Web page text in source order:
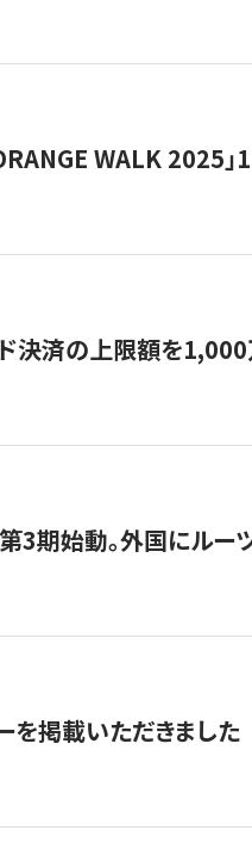
WALK 2025」
決済の上限額を
3期始動。外国にル
を掲載いただきました